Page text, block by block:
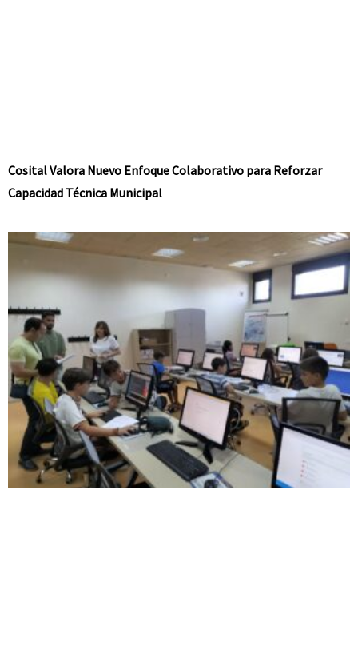
Cosital Valora Nuevo Enfoque Colaborativo para Reforzar
Capacidad Técnica Municipal